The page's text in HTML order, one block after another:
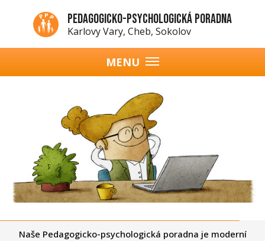
hlavnímu
obsahu
Pedagogicko-psychologická poradna
Karlovy Vary, Cheb, Sokolov
Naše Pedagogicko-psychologická poradna je moderní
MENU